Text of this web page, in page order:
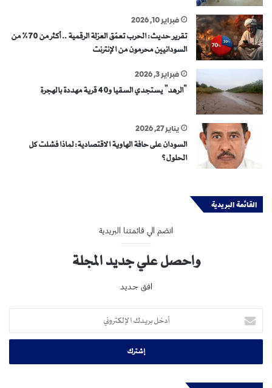
فبراير 10, 2026
تقرير حديث: الحرب تعمّق العزلة الرقمية .. أكثر من 70% من
السودانيين محرمون من الإنترنت
فبراير 3, 2026
“الرهد” يستجدي السقيا و40 قرية مهددة بالهجرة
يناير 27, 2026
السودان على حافة الهاوية الاقتصادية: لماذا فشلت كل
الحلول؟
القائمة البريدية
انضم الي قائمتنا البريدية
واحصل علي جديد المجلة
افق جديد
بريدك
الإلكتروني